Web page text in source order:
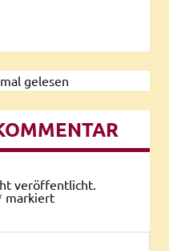
mal gelesen
veröffentlicht.
markiert